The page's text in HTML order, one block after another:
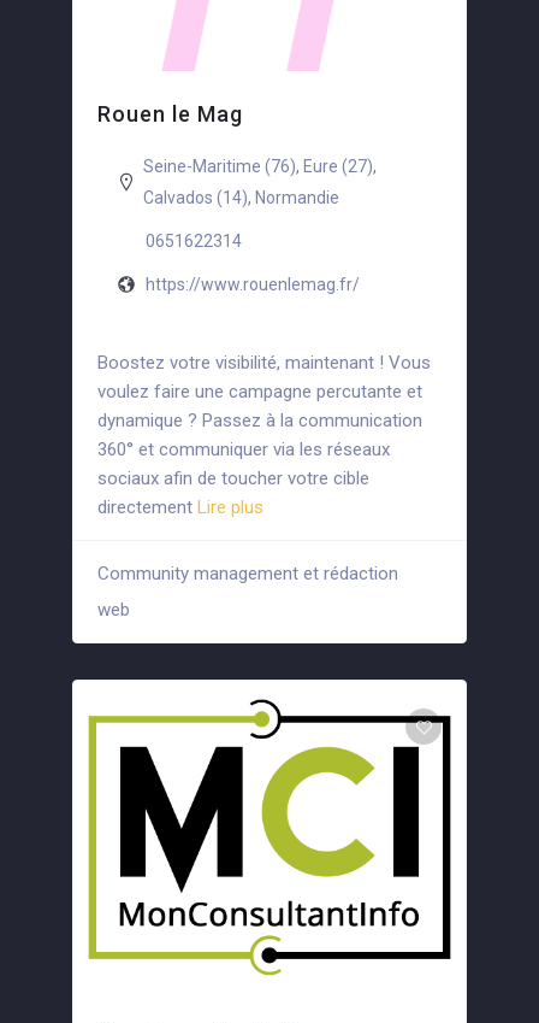
Rouen le Mag
Seine-Maritime (76), Eure (27),
Calvados (14), Normandie
0651622314
https://www.rouenlemag.fr/
Boostez votre visibilité, maintenant ! Vous
voulez faire une campagne percutante et
dynamique ? Passez à la communication
360° et communiquer via les réseaux
sociaux afin de toucher votre cible
directementLire plus
Community management et rédaction
web